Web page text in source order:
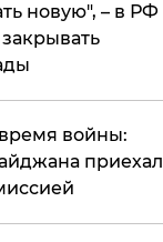
новую", – в РФ
войны:
приехал